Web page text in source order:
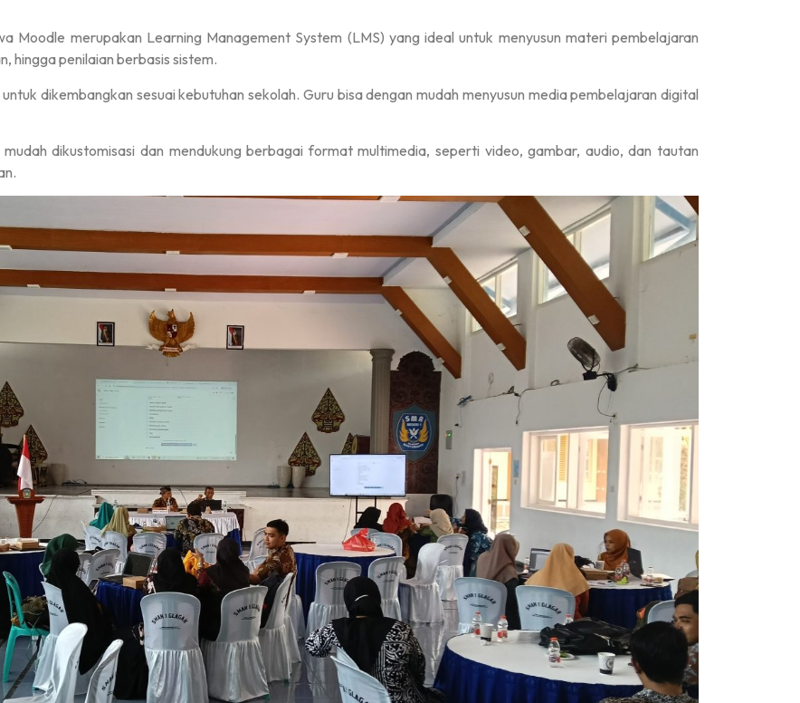
Moodle merupakan Learning Management System (LMS) yang ideal untuk menyusun materi pembelajaran
hingga penilaian berbasis sistem.
dikembangkan sesuai kebutuhan sekolah. Guru bisa dengan mudah menyusun media pembelajaran digital
dikustomisasi dan mendukung berbagai format multimedia, seperti video, gambar, audio, dan tautan